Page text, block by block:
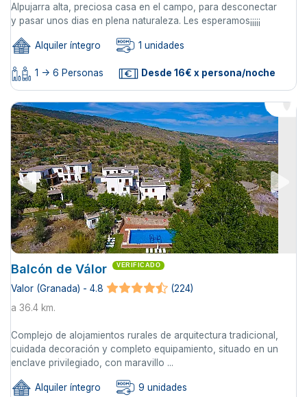
Alpujarra alta, preciosa casa en el campo, para desconectar
y pasar unos dias en plena naturaleza. Les esperamos¡¡¡¡¡
Alquiler íntegro 1 unidades
1 -> 6 Personas Desde 16€ x persona/noche
Balcón de Válor VERIFICADO
Valor (Granada) - 4.8
(224)
a 36.4 km.
Complejo de alojamientos rurales de arquitectura tradicional,
cuidada decoración y completo equipamiento, situado en un
enclave privilegiado, con maravillo ...
Alquiler íntegro 9 unidades